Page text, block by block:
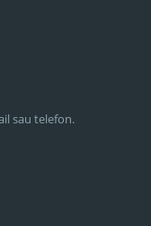
sau telefon.